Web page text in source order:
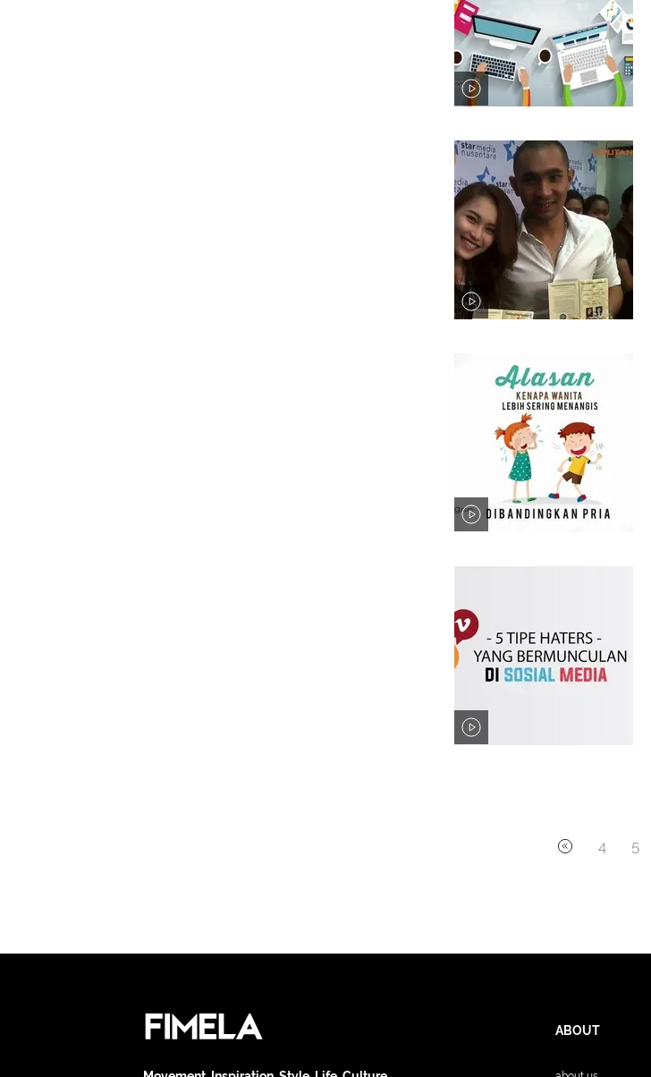
4 5
ABOUT